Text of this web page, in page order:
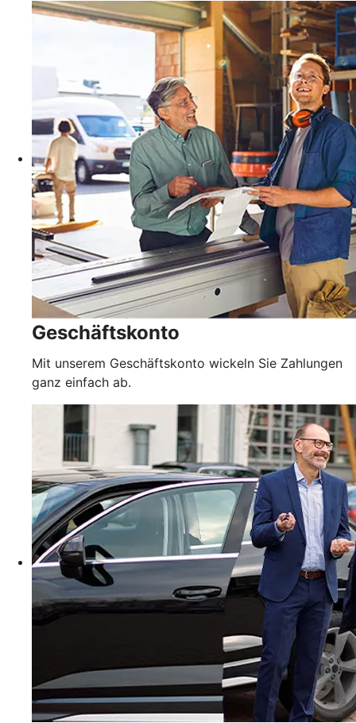
Geschäftskonto
Mit unserem Geschäftskonto wickeln Sie Zahlungen
ganz einfach ab.